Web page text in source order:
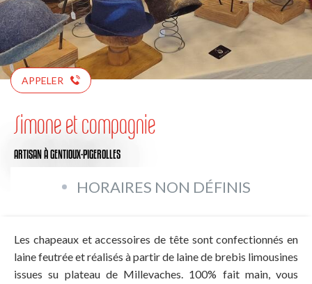
APPELER
Simone et compagnie
ARTISANÀ GENTIOUX-PIGEROLLES
HORAIRES NON DÉFINIS
Les chapeaux et accessoires de tête sont confectionnés en
laine feutrée et réalisés à partir de laine de brebis limousines
issues su plateau de Millevaches. 100% fait main, vous